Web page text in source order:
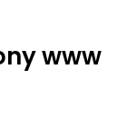
www